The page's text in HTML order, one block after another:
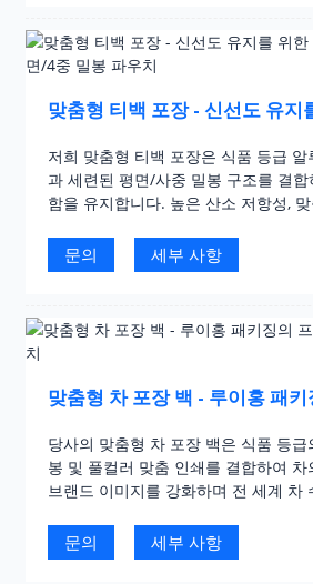
맞춤형 티백 포장 - 신선도 유지
저희 맞춤형 티백 포장은 식품 등급
과 세련된 평면/사중 밀봉 구조를 결
함을 유지합니다. 높은 산소 저항성,
호하는 동시에 브랜드의 진열 효과를
었습니다.
문의 세부 사항
맞춤형 차 포장 백 - 루이홍 패
당사의 맞춤형 차 포장 백은 식품 등급
봉 및 풀컬러 맞춤 인쇄를 결합하여
브랜드 이미지를 강화하며 전 세계 차
문의 세부 사항